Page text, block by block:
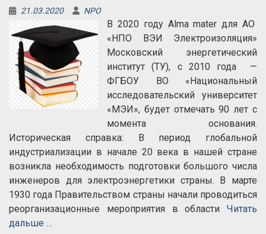
21.03.2020 NPO
В 2020 году Alma mater для АО
«НПО ВЭИ Электроизоляция»
Московский энергетический
институт (ТУ), с 2010 года —
ФГБОУ ВО «Национальный
исследовательский университет
«МЭИ», будет отмечать 90 лет с
момента основания.
Историческая справка: В период глобальной
индустриализации в начале 20 века в нашей стране
возникла необходимость подготовки большого числа
инженеров для электроэнергетики страны. В марте
1930 года Правительством страны начали проводиться
реорганизационные мероприятия в области Читать
дальше …